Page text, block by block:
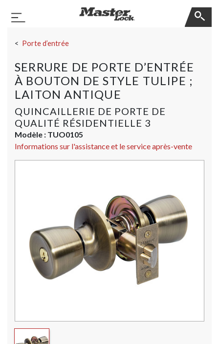
Basculer la navigation
Porte d’entrée
SERRURE DE PORTE D’ENTRÉE
À BOUTON DE STYLE TULIPE ;
LAITON ANTIQUE
QUINCAILLERIE DE PORTE DE
QUALITÉ RÉSIDENTIELLE 3
Modèle : TUO0105
Informations sur l'assistance et le service après-vente